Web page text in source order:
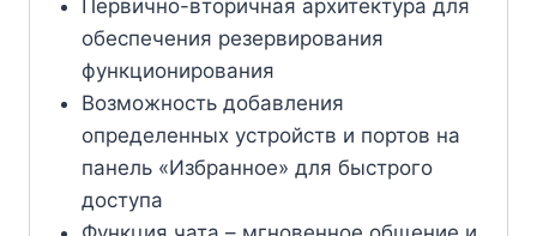
Первично-вторичная архитектура для
обеспечения резервирования
функционирования
Возможность добавления
определенных устройств и портов на
панель «Избранное» для быстрого
доступа